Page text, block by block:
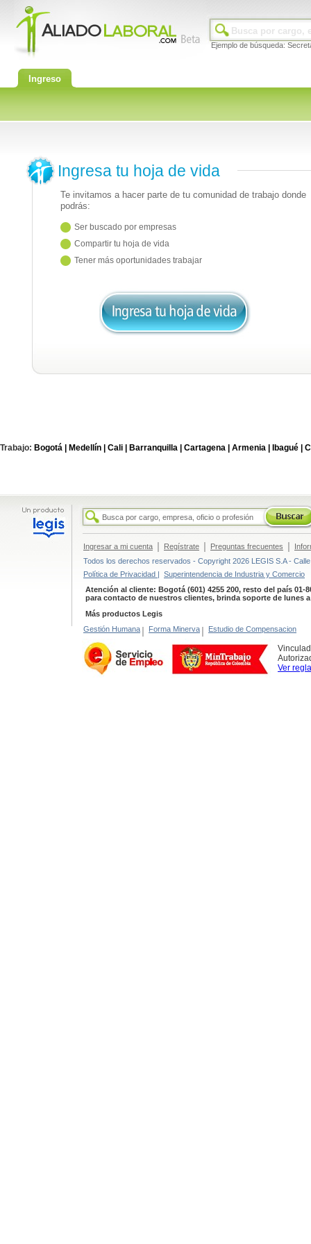
Ejemplo de búsqueda:
Ingreso
Ingresa tu hoja de vida
Te invitamos a hacer parte de tu comunidad de trabajo donde
podrás:
Ser buscado por empresas
Compartir tu hoja de vida
Tener más oportunidades trabajar
Trabajo: Bogotá | Medellín | Cali | Barranquilla | Cartagena | Armenia | Ibagué |
Ingresar a mi cuenta | Regístrate | Preguntas frecuentes |
Todos los derechos reservados - Copyright 2026 LEGIS S.A -
Política de Privacidad | Superintendencia de Industria y Comercio
Atención al cliente: Bogotá (601) 4255 200, resto del país 01-
para contacto de nuestros clientes, brinda soporte de lunes
Más productos Legis
Gestión Humana | Forma Minerva | Estudio de Compensacion
Ver